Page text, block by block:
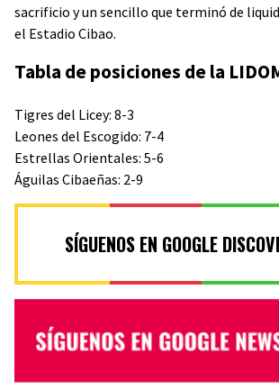
sacrificio y un sencillo que terminó de
el Estadio Cibao.
Tabla de posiciones de la
Tigres del Licey: 8-3
Leones del Escogido: 7-4
Estrellas Orientales: 5-6
Águilas Cibaeñas: 2-9
SÍGUENOS EN GOOGLE